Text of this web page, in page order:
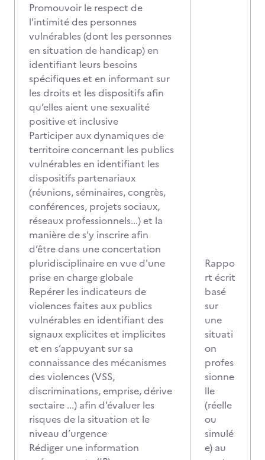
Promouvoir le respect de
l'intimité des personnes
vulnérables (dont les personnes
en situation de handicap) en
identifiant leurs besoins
spécifiques et en informant sur
les droits et les dispositifs afin
qu’elles aient une sexualité
positive et inclusive
Participer aux dynamiques de
territoire concernant les publics
vulnérables en identifiant les
dispositifs partenariaux
(réunions, séminaires, congrès,
conférences, projets sociaux,
réseaux professionnels...) et la
manière de s’y inscrire afin
d’être dans une concertation
pluridisciplinaire en vue d'une
prise en charge globale
Repérer les indicateurs de
violences faites aux publics
vulnérables en identifiant des
signaux explicites et implicites
et en s’appuyant sur sa
connaissance des mécanismes
des violences (VSS,
discriminations, emprise, dérive
sectaire ...) afin d’évaluer les
risques de la situation et le
niveau d’urgence
Rédiger une information
Rappo
rt écrit
basé
sur
une
situati
on
profes
sionne
lle
(réelle
ou
simulé
e) au